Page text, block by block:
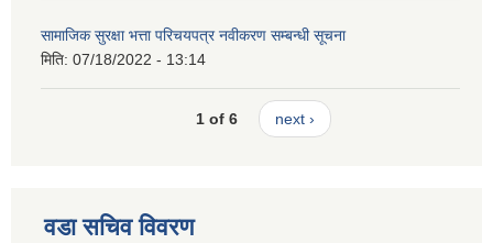
सामाजिक सुरक्षा भत्ता परिचयपत्र नवीकरण सम्बन्धी सूचना
मिति: 07/18/2022 - 13:14
1 of 6 next ›
वडा सचिव विवरण